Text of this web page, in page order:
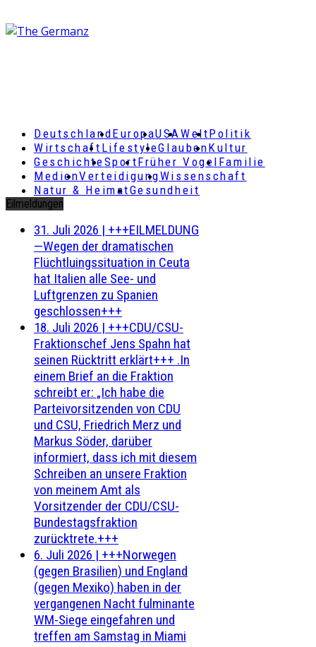
DeutschlandEuropaUSAWeltPolitik
Wirtschaft LifestyleGlaubenKultur
GeschichteSportFrüher Vogel Familie
MedienVerteidigungWissenschaft
Natur & HeimatGesundheit
Eilmeldungen
31. Juli 2026 | +++EILMELDUNG
—Wegen der dramatischen
Flüchtluingssituation in Ceuta
hat Italien alle See- und
Luftgrenzen zu Spanien
geschlossen+++
18. Juli 2026 | +++CDU/CSU-
Fraktionschef Jens Spahn hat
seinen Rücktritt erklärt+++ .In
einem Brief an die Fraktion
schreibt er: „Ich habe die
Parteivorsitzenden von CDU
und CSU, Friedrich Merz und
Markus Söder, darüber
informiert, dass ich mit diesem
Schreiben an unsere Fraktion
von meinem Amt als
Vorsitzender der CDU/CSU-
Bundestagsfraktion
zurücktrete.+++
6. Juli 2026 | +++Norwegen
(gegen Brasilien) und England
(gegen Mexiko) haben in der
vergangenen Nacht fulminante
WM-Siege eingefahren und
treffen am Samstag in Miami